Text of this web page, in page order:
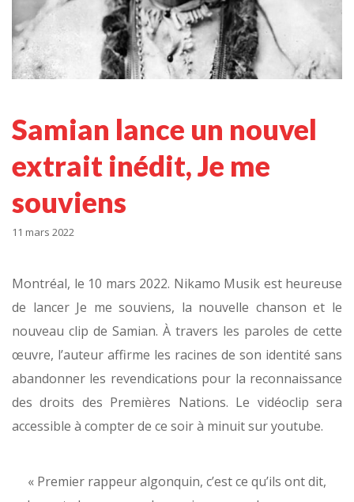
Samian lance un nouvel
extrait inédit, Je me
souviens
11 mars 2022
Montréal, le 10 mars 2022. Nikamo Musik est heureuse
de lancer Je me souviens, la nouvelle chanson et le
nouveau clip de Samian. À travers les paroles de cette
œuvre, l’auteur affirme les racines de son identité sans
abandonner les revendications pour la reconnaissance
des droits des Premières Nations. Le vidéoclip sera
accessible à compter de ce soir à minuit sur youtube.
« Premier rappeur algonquin, c’est ce qu’ils ont dit,